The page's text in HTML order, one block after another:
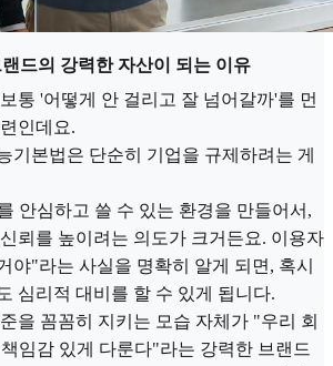
드의 강력한 자산이 되는 이유
통 '어떻게 안 걸리고 잘 넘어갈까'를 먼
인데요.
기본법은 단순히 기업을 규제하려는 게
안심하고 쓸 수 있는 환경을 만들어서,
뢰를 높이려는 의도가 크거든요. 이용자
야"라는 사실을 명확히 알게 되면, 혹시
심리적 대비를 할 수 있게 됩니다.
을 꼼꼼히 지키는 모습 자체가 "우리 회
임감 있게 다룬다"라는 강력한 브랜드